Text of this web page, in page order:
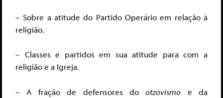
– Sobre a atitude do Partido Operário em relação à
religião.
– Classes e partidos em sua atitude para com a
religião e a Igreja.
– A fração de defensores dootzovismo e da